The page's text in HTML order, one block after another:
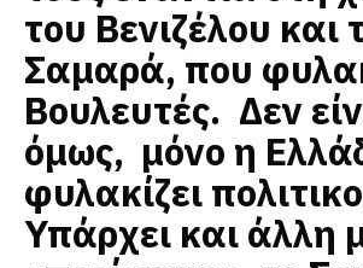
του Βενιζέλου και
Σαμαρά, που
Βουλευτές. Δεν
όμως, μόνο η
φυλακίζει
Υπάρχει και άλλη